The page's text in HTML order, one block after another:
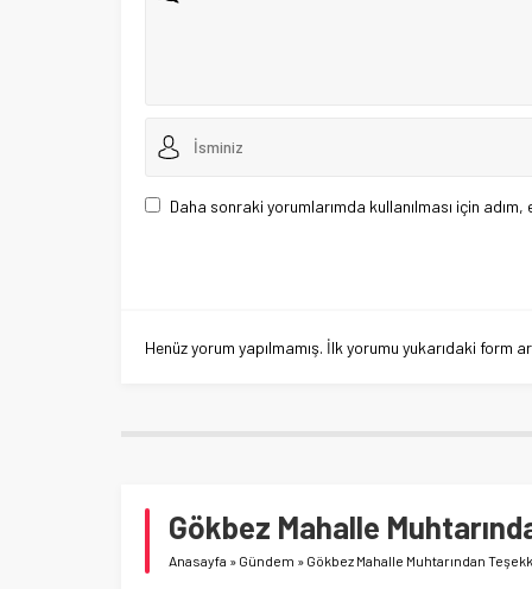
Daha sonraki yorumlarımda kullanılması için
Henüz yorum yapılmamış. İlk yorumu yukarıdaki form
Gökbez Mahalle
Anasayfa » Gündem » Gökbez Mahalle Muhtarından